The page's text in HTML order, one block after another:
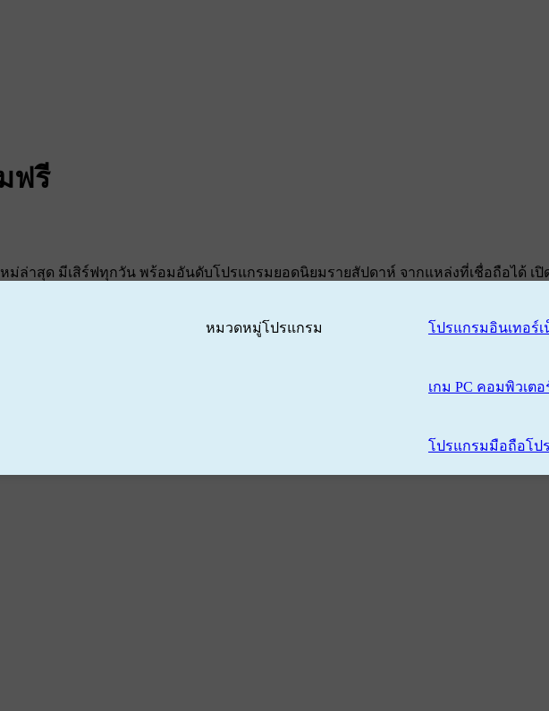
ฟรี
ล่าสุด มีเสิร์ฟทุกวัน พร้อมอันดับโปรแกรมยอดนิยมรายสัปดาห์ จากแหล่งที่เชื่อถือได้ เปิ
หมวดหมู่โปรแกรม โปรแกรมอินเทอร์เ
เกม PC คอมพิวเตอ
โปรแกรมมือถือโป